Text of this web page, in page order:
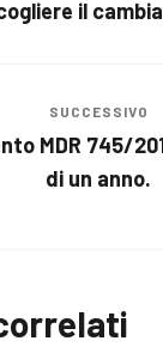
il
SUCCESSIVO
MDR 745/
di un anno.